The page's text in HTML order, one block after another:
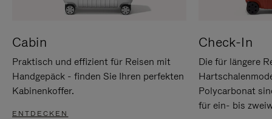
Cabin
Praktisch und effizient für Reisen mit
Handgepäck - finden Sie Ihren perfekten
Kabinenkoffer.
ENTDECKEN
Check-In
Die für längere
Polycarbonat
für ein- bis